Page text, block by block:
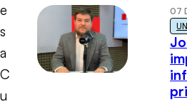
e
s
a
C
u
07